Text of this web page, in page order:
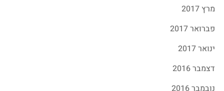
מרץ 2017
פברואר 2017
ינואר 2017
דצמבר 2016
נובמבר 2016